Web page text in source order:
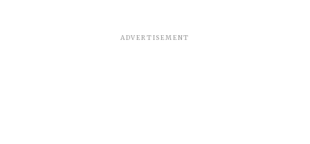
ADVERTISEMENT